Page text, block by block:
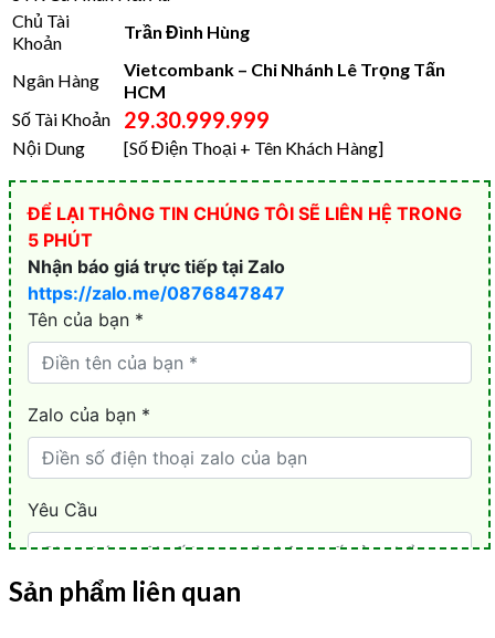
Chủ Tài
Khoản
Trần Đình Hùng
Ngân Hàng
Vietcombank – Chi Nhánh Lê Trọng Tấn
HCM
Số Tài Khoản
29.30.999.999
Nội Dung [Số Điện Thoại + Tên Khách Hàng]
Sản phẩm liên quan